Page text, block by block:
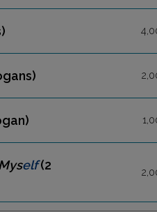
elf(2